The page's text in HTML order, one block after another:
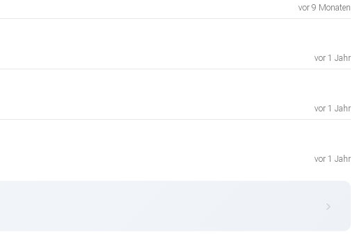
vor 9 Monaten
vor 1 Jahr
vor 1 Jahr
vor 1 Jahr